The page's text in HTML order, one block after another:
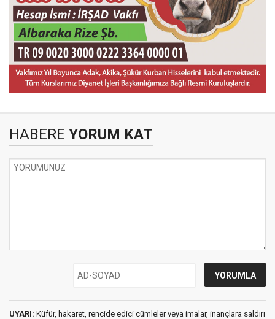
HABERE YORUM KAT
UYARI: Küfür, hakaret, rencide edici cümleler veya imalar, inançlara saldırı